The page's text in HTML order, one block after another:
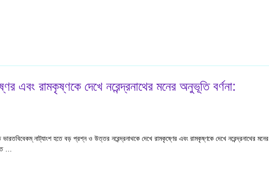
এবং রামকৃষ্ণকে দেখে নরেন্দ্রনাথের মনের অনুভূতি বর্ণনা:
নাট্যাংশ হতে বড় প্রশ্ন ও উত্তর নরেন্দ্রনাথকে দেখে রামকৃষ্ণের এবং রামকৃষ্ণকে দেখে নরেন্দ্রনাথের মনের
…